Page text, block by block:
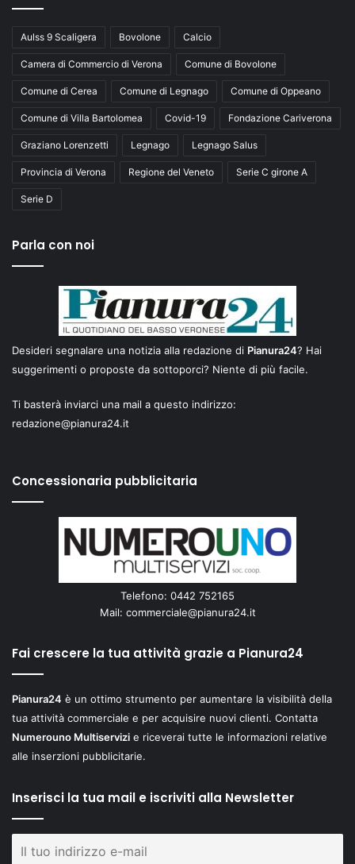
Aulss 9 Scaligera Bovolone Calcio
Camera di Commercio di Verona Comune di Bovolone
Comune di Cerea Comune di Legnago Comune di Oppeano
Comune di Villa Bartolomea Covid-19 Fondazione Cariverona
Graziano Lorenzetti Legnago Legnago Salus
Provincia di Verona Regione del Veneto Serie C girone A
Serie D
Parla con noi
Desideri segnalare una notizia alla redazione di Pianura24? Hai
suggerimenti o proposte da sottoporci? Niente di più facile.
Ti basterà inviarci una mail a questo indirizzo:
redazione@pianura24.it
Concessionaria pubblicitaria
Telefono: 0442 752165
Mail: commerciale@pianura24.it
Fai crescere la tua attività grazie a Pianura24
Pianura24 è un ottimo strumento per aumentare la visibilità della
tua attività commerciale e per acquisire nuovi clienti. Contatta
Numerouno Multiservizi e riceverai tutte le informazioni relative
alle inserzioni pubblicitarie.
Inserisci la tua mail e iscriviti alla Newsletter